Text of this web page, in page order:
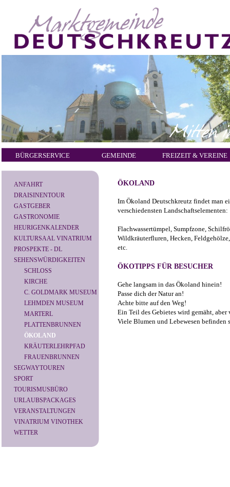
BÜRGERSERVICE GEMEINDE FREIZEIT & VEREINE
ANFAHRT
DRAISINENTOUR
GASTGEBER
GASTRONOMIE
HEURIGENKALENDER
KULTURSAAL VINATRIUM
PROSPEKTE - DL
SEHENSWÜRDIGKEITEN
SCHLOSS
KIRCHE
C. GOLDMARK MUSEUM
LEHMDEN MUSEUM
MARTERL
PLATTENBRUNNEN
ÖKOLAND
KRÄUTERLEHRPFAD
FRAUENBRUNNEN
SEGWAYTOUREN
SPORT
TOURISMUSBÜRO
URLAUBSPACKAGES
VERANSTALTUNGEN
VINATRIUM VINOTHEK
WETTER
ÖKOLAND
Im Ökoland Deutschkreutz findet man
verschiedensten Landschaftselementen:
Flachwassertümpel, Sumpfzone,
Wildkräuterfluren, Hecken,
etc.
ÖKOTIPPS FÜR BESUCHER
Gehe langsam in das Ökoland hinein!
Passe dich der Natur an!
Achte bitte auf den Weg!
Ein Teil des Gebietes wird gemäht,
Viele Blumen und Lebewesen befinden